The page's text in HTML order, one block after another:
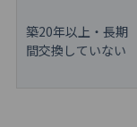
築20年以上・長期
間交換していない